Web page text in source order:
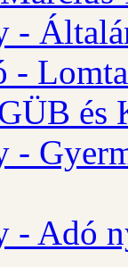
-
-
és
-
- Adó